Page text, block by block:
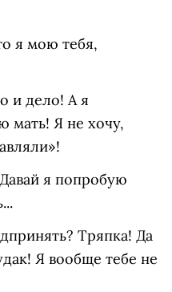
я мою тебя,
и дело! А я
Я не хочу,
я попробую
Тряпка! Да
Я вообще тебе не